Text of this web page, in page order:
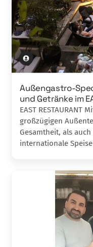
Außengastro-
und Getränke im
EAST RESTAURANT
großzügigen
Gesamtheit, als
internationale